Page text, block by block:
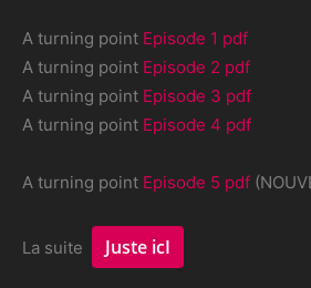
A turning point Episode 1 pdf
A turning point Episode 2 pdf
A turning point Episode 3 pdf
A turning point Episode 4 pdf
A turning point Episode 5 pdf
La suite Juste icI